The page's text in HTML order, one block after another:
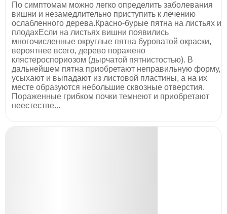
По симптомам можно легко определить заболевания
вишни и незамедлительно приступить к лечению
ослабленного дерева.Красно-бурые пятна на листьях и
плодахЕсли на листьях вишни появились
многочисленные округлые пятна буроватой окраски,
вероятнее всего, дерево поражено
клястероспориозом (дырчатой пятнистостью). В
дальнейшем пятна приобретают неправильную форму,
усыхают и выпадают из листовой пластины, а на их
месте образуются небольшие сквозные отверстия.
Пораженные грибком почки темнеют и приобретают
неестестве...